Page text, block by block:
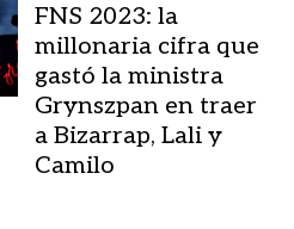
FNS 2023: la
millonaria cifra que
gastó la ministra
Grynszpan en traer
a Bizarrap, Lali y
Camilo